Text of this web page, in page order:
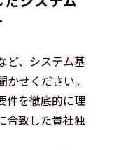
ど、システム基
せください。
件を徹底的に理
合致した貴社独